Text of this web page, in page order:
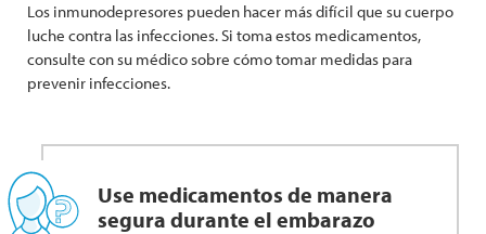
Los inmunodepresores pueden hacer más difícil que su cuerpo
luche contra las infecciones. Si toma estos medicamentos,
consulte con su médico sobre cómo tomar medidas para
prevenir infecciones.
Use medicamentos de manera
segura durante el embarazo